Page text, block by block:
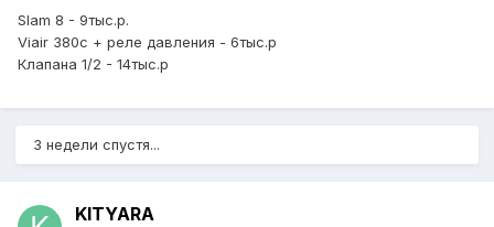
Slam 8 - 9тыс.р.
Viair 380c + реле давления - 6тыс.р
Клапана 1/2 - 14тыс.р
3 недели спустя...
KITYARA